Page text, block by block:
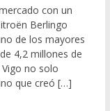
con un
Berlingo
de los mayores
4,2 millones de
no solo
que creó […]